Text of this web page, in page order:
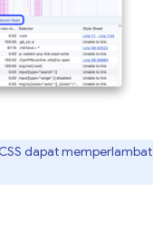
dapat memperlambat